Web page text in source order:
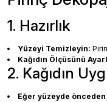
1. Hazırlık
Yüzeyi Temizleyin:
Kağıdın Ölçüsünü
2. Kağıdın
Eğer yüzeyde